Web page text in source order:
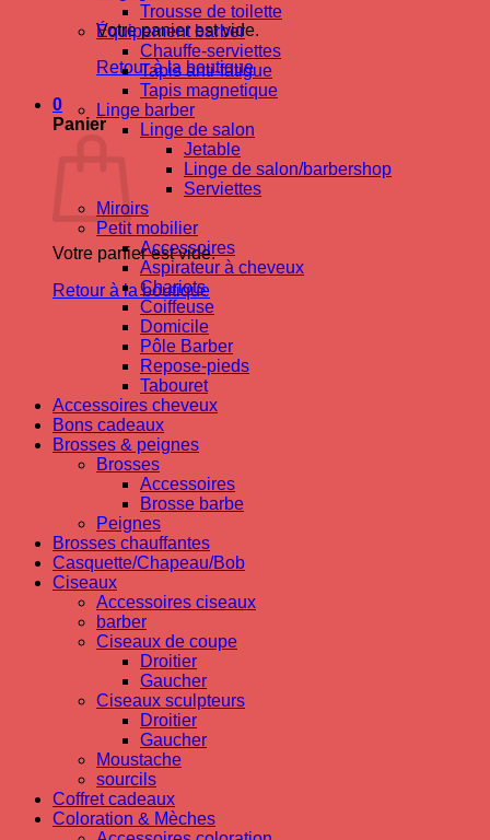
Votre panier est vide.
Retour à la boutique
0
Panier
Votre panier est vide.
Retour à la boutique
Trousse de toilette
Équipement barber
Chauffe-serviettes
Tapis anti-fatigue
Tapis magnetique
Linge barber
Linge de salon
Jetable
Linge de salon/barbershop
Serviettes
Miroirs
Petit mobilier
Accessoires
Aspirateur à cheveux
Chariots
Coiffeuse
Domicile
Pôle Barber
Repose-pieds
Tabouret
Accessoires cheveux
Bons cadeaux
Brosses & peignes
Brosses
Accessoires
Brosse barbe
Peignes
Brosses chauffantes
Casquette/Chapeau/Bob
Ciseaux
Accessoires ciseaux
barber
Ciseaux de coupe
Droitier
Gaucher
Ciseaux sculpteurs
Droitier
Gaucher
Moustache
sourcils
Coffret cadeaux
Coloration & Mèches